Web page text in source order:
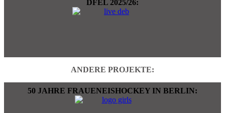
DFEL 2025/26:
ANDERE PROJEKTE:
50 JAHRE FRAUENEISHOCKEY IN BERLIN: